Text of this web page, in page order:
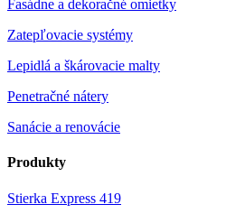
Fasádne a dekoračné omietky
Zatepľovacie systémy
Lepidlá a škárovacie malty
Penetračné nátery
Sanácie a renovácie
Produkty
Stierka Express 419